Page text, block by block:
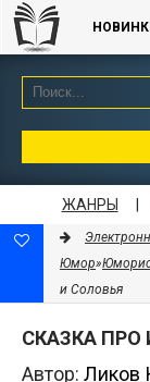
ЖАНРЫ
Юмор»
и Соловья
СКАЗКА
Автор: Ликов